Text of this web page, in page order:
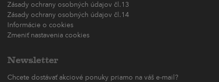
Zásady ochrany osobných údajov čl.13
Zásady ochrany osobných údajov čl.14
Informácie o cookies
Zmeniť nastavenia cookies
Newsletter
Chcete dostávať akciové ponuky priamo na váš e-mail?